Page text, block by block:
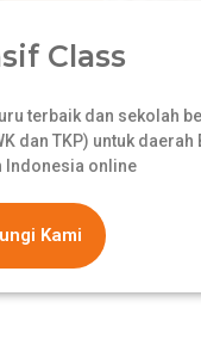
Class
terbaik dan sekolah
dan TKP) untuk
Indonesia online
Kami